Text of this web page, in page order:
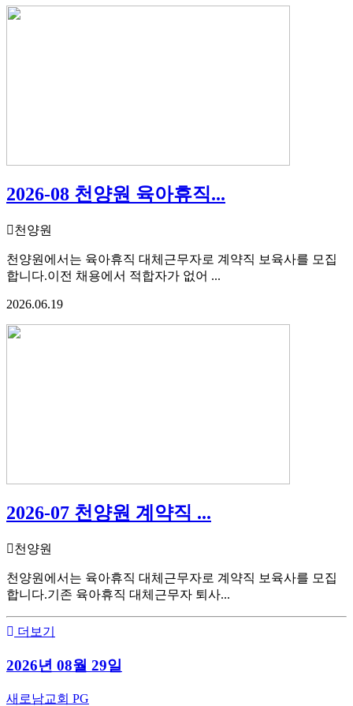
2026-08 천양원 육아휴직...
천양원
천양원에서는 육아휴직 대체근무자로 계약직 보육사를 모집
합니다.이전 채용에서 적합자가 없어 ...
2026.06.19
2026-07 천양원 계약직 ...
천양원
천양원에서는 육아휴직 대체근무자로 계약직 보육사를 모집
합니다.기존 육아휴직 대체근무자 퇴사...
더보기
2026년 08월 29일
새로남교회 PG